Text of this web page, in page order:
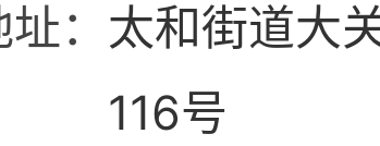
： 太和街道大
116号